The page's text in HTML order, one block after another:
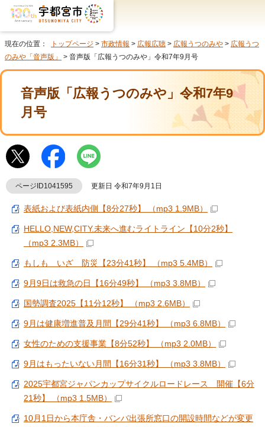
現在の位置： トップページ > 市政情報 > 広報広聴 > 広報うつのみや > 広報うつ
のみや「音声版」
> 音声版「広報うつのみや」令和7年9月号
音声版「広報うつのみや」令和7年9
月号
ページID1041595 更新日 令和7年9月1日
表紙および表紙内側【8分27秒】 （mp3 1.9MB）
HELLO,NEW,CITY.未来へ進むライトライン【10分2秒】
（mp3 2.3MB）
もしも いざ 防災【23分41秒】 （mp3 5.4MB）
9月9日は救急の日【16分49秒】 （mp3 3.8MB）
国勢調査2025【11分12秒】 （mp3 2.6MB）
9月は健康増進普及月間【29分41秒】 （mp3 6.8MB）
女性のための支援事業【8分52秒】 （mp3 2.0MB）
9月はもったいない月間【16分31秒】 （mp3 3.8MB）
2025宇都宮ジャパンカップサイクルロードレース 開催【6分
21秒】 （mp3 1.5MB）
10月1日から本庁舎・バンバ出張所窓口の開設時間などが変更